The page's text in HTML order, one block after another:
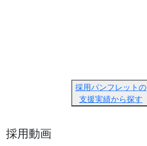
採用パンフレットの
支援実績から探す
採用動画